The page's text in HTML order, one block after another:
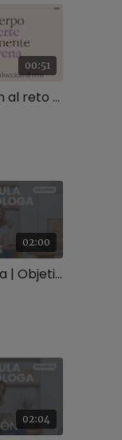
viviendo esta
sensaciones y
inspirar a otras
00:51
Introducción al reto - Cuerpo Fuerte y Mente Serena
02:00
Psicocápsula | Objetivo o propósito
02:04